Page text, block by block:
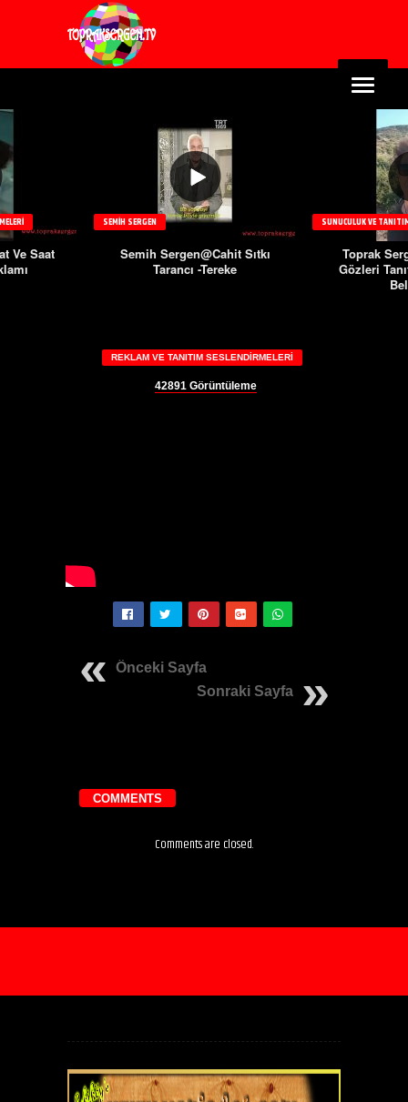
Ve Saat
SEMIH SERGEN
Semih Sergen@Cahit Sıtkı
Tarancı -Tereke
SUNUCULUK VE
Toprak
Gözleri
REKLAM VE TANITIM SESLENDIRMELERI
42891 Görüntüleme
Önceki Sayfa
Sonraki Sayfa
COMMENTS
Comments are closed.